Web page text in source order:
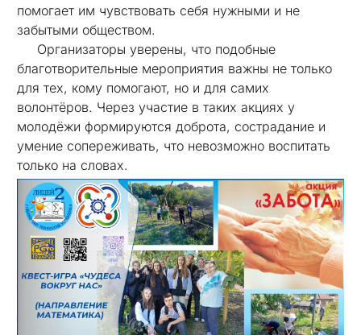
помогает им чувствовать себя нужными и не
забытыми обществом.
Организаторы уверены, что подобные
благотворительные мероприятия важны не только
для тех, кому помогают, но и для самих
волонтёров. Через участие в таких акциях у
молодёжи формируются доброта, сострадание и
умение сопереживать, что невозможно воспитать
только на словах.